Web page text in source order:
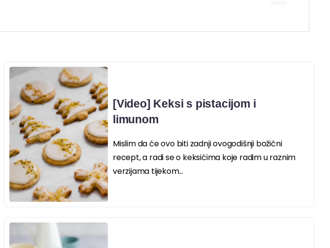
[Video] Keksi s pistacijom i
limunom
Mislim da će ovo biti zadnji ovogodišnji božićni
recept, a radi se o keksićima koje radim u raznim
verzijama tijekom...